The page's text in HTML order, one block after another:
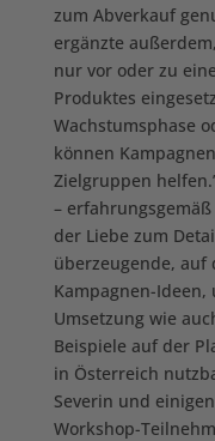
zum Abverkauf
ergänzte
nur vor oder zu
Produktes
Wachstumsphase
können
Zielgruppen
–
der Liebe zum
überzeugende, auf
Kampagnen-
Umsetzung wie
Beispiele auf der
in Österreich
Severin und
Workshop-